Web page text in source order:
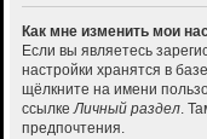
Как мне изменить мои
Если вы являетесь
настройки хранятся в
щёлкните на имени
ссылкеЛичный раздел.
предпочтения.